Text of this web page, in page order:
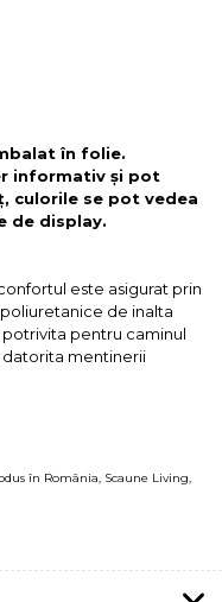
în folie.
informativ și pot
culorile se pot vedea
de display.
este asigurat prin
de inalta
pentru caminul
datorita mentinerii
în România, Scaune Living,